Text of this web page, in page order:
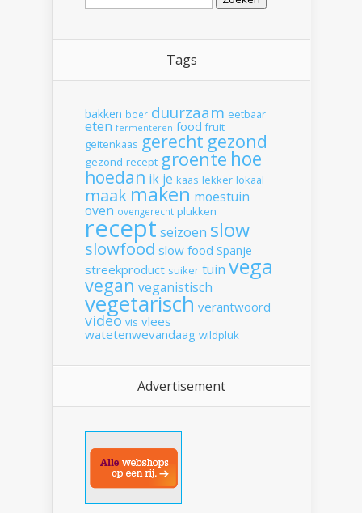
Tags
bakken boer duurzaam eetbaar
eten fermenteren food fruit
geitenkaas gerecht gezond
gezond recept groente hoe
hoedan ik je kaas lekker lokaal
maak maken moestuin
oven ovengerecht plukken
recept seizoen slow
slowfood slow food Spanje
streekproduct suiker tuin vega
vegan veganistisch
vegetarisch verantwoord
video vis vlees
watetenwevandaag wildpluk
Advertisement